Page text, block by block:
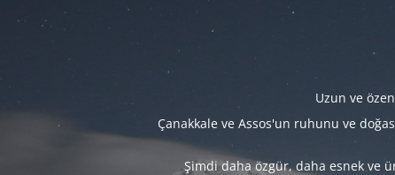
Uzun ve
Çanakkale ve Assos'un ruhunu ve
Şimdi daha özgür, daha esnek ve